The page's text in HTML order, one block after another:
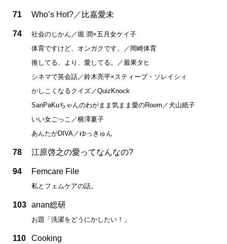
71 Who’s Hot?／比嘉愛未
74
社会のじかん／堀 潤×五月女ケイ子
体育ですけど、オンガクです。／岡崎体育
推してる、より、愛してる。／最果タヒ
シネマで英会話／鈴木亮平×スティーブ・ソレイシィ
かしこくなるクイズ／QuizKnock
SanPaKuちゃんのわがまま気まま愛のRoom／犬山紙子
いい女ごっこ／横澤夏子
あんたがDIVA／ゆっきゅん
78 江原啓之の愛ってなんなの?
94 Femcare File
私とフェムケアの話。
103 anan総研
お題「洗濯をどうにかしたい！」
110 Cooking